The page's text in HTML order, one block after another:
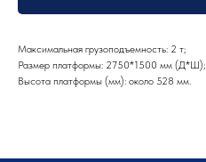
Максимальная грузоподъемность: 2 т;
Размер платформы: 2750*1500 мм (Д*Ш);
Высота платформы (мм): около 528 мм.